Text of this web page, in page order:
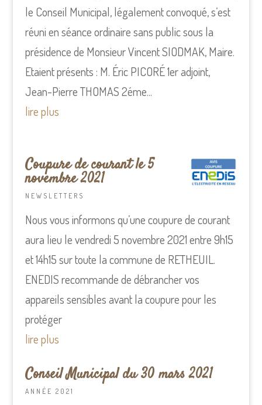
le Conseil Municipal, légalement convoqué, s’est
réuni en séance ordinaire sans public sous la
présidence de Monsieur Vincent SIODMAK, Maire.
Etaient présents : M. Éric PICORÉ 1er adjoint,
Jean-Pierre THOMAS 2éme...
lire plus
Coupure de courant le 5
novembre 2021
NEWSLETTERS
Nous vous informons qu’une coupure de courant
aura lieu le vendredi 5 novembre 2021 entre 9h15
et 14h15 sur toute la commune de RETHEUIL.
ENEDIS recommande de débrancher vos
appareils sensibles avant la coupure pour les
protéger
lire plus
Conseil Municipal du 30 mars 2021
ANNÉE 2021